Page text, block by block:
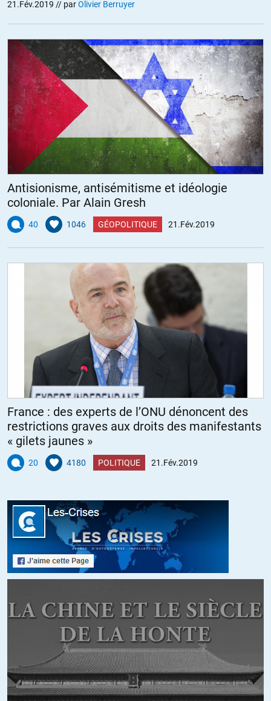
Si les poursuites contre Weinstein sont abandonnées, vous croyez
vraiment que c’est parce qu’il est innocent ?
Relisez donc « Les animaux malades de la peste », de La Fontaine…
ALERTER
21.Fév.2019 // parOlivier Berruyer
Antisionisme, antisémitisme et idéologie
coloniale. Par Alain Gresh
40 1046 GÉOPOLITIQUE 21.Fév.2019
France : des experts de l’ONU dénoncent des
restrictions graves aux droits des manifestants
« gilets jaunes »
20 4180 POLITIQUE 21.Fév.2019